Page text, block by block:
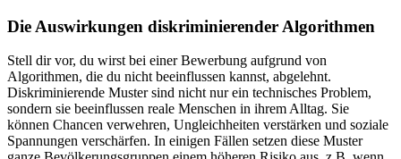
Die Auswirkungen diskriminierender Algorithmen
Stell dir vor, du wirst bei einer Bewerbung aufgrund von
Algorithmen, die du nicht beeinflussen kannst, abgelehnt.
Diskriminierende Muster sind nicht nur ein technisches Problem,
sondern sie beeinflussen reale Menschen in ihrem Alltag. Sie
können Chancen verwehren, Ungleichheiten verstärken und soziale
Spannungen verschärfen. In einigen Fällen setzen diese Muster